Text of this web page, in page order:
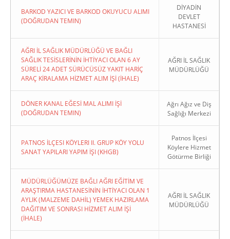
BARKOD YAZICI VE BARKOD OKUYUCU ALIMI
(DOĞRUDAN TEMIN)
DİYADİN
DEVLET
HASTANESİ
AĞRI İL SAĞLIK MÜDÜRLÜĞÜ VE BAĞLI
SAĞLIK TESİSLERİNİN İHTİYACI OLAN 6 AY
SÜRELİ 24 ADET SÜRÜCÜSÜZ YAKIT HARİÇ
ARAÇ KİRALAMA HİZMET ALIM İŞİ (İHALE)
AĞRI İL SAĞLIK
MÜDÜRLÜĞÜ
DÖNER KANAL EĞESİ MAL ALIMI İŞİ
(DOĞRUDAN TEMIN)
Ağrı Ağız ve Diş
Sağlığı Merkezi
PATNOS İLÇESI KÖYLERI II. GRUP KÖY YOLU
SANAT YAPILARI YAPIM İŞI (KHGB)
Patnos İlçesi
Köylere Hizmet
Götürme Birliği
MÜDÜRLÜĞÜMÜZE BAĞLI AĞRI EĞİTİM VE
ARAŞTIRMA HASTANESİNİN İHTİYACI OLAN 1
AYLIK (MALZEME DAHİL) YEMEK HAZIRLAMA
DAĞITIM VE SONRASI HİZMET ALIM İŞİ
(İHALE)
AĞRI İL SAĞLIK
MÜDÜRLÜĞÜ